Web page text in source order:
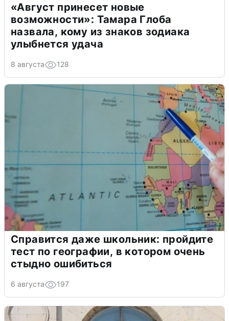
«Август принесет новые
возможности»: Тамара Глоба
назвала, кому из знаков зодиака
улыбнется удача
8 августа 128
Справится даже школьник: пройдите
тест по географии, в котором очень
стыдно ошибиться
6 августа 197